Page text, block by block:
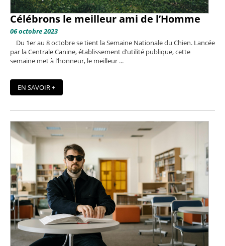
Célébrons le meilleur ami de l’Homme
06 octobre 2023
Du 1er au 8 octobre se tient la Semaine Nationale du Chien. Lancée
par la Centrale Canine, établissement d’utilité publique, cette
semaine met à l’honneur, le meilleur ...
EN SAVOIR +